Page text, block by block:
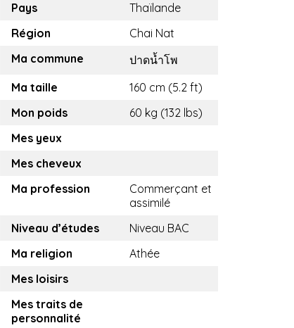
Pays
Thaïlande
Région
Chai Nat
Ma commune
ปาดน้ำโพ
Ma taille
160 cm (5.2 ft)
Mon poids
60 kg (132 lbs)
Mes yeux
Mes cheveux
Ma profession
Commerçant et
assimilé
Niveau d’études
Niveau BAC
Ma religion
Athée
Mes loisirs
Mes traits de
personnalité